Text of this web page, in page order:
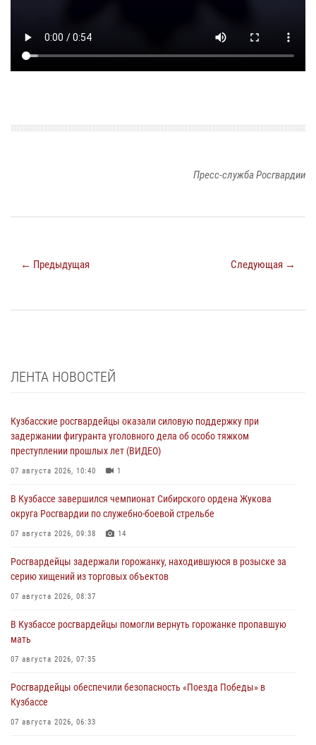
Пресс-служба Росгвардии
← Предыдущая Следующая →
ЛЕНТА НОВОСТЕЙ
Кузбасские росгвардейцы оказали силовую поддержку при
задержании фигуранта уголовного дела об особо тяжком
преступлении прошлых лет (ВИДЕО)
07 августа 2026, 10:40 1
В Кузбассе завершился чемпионат Сибирского ордена Жукова
округа Росгвардии по служебно-боевой стрельбе
07 августа 2026, 09:38 14
Росгвардейцы задержали горожанку, находившуюся в розыске за
серию хищений из торговых объектов
07 августа 2026, 08:37
В Кузбассе росгвардейцы помогли вернуть горожанке пропавшую
мать
07 августа 2026, 07:35
Росгвардейцы обеспечили безопасность «Поезда Победы» в
Кузбассе
07 августа 2026, 06:33